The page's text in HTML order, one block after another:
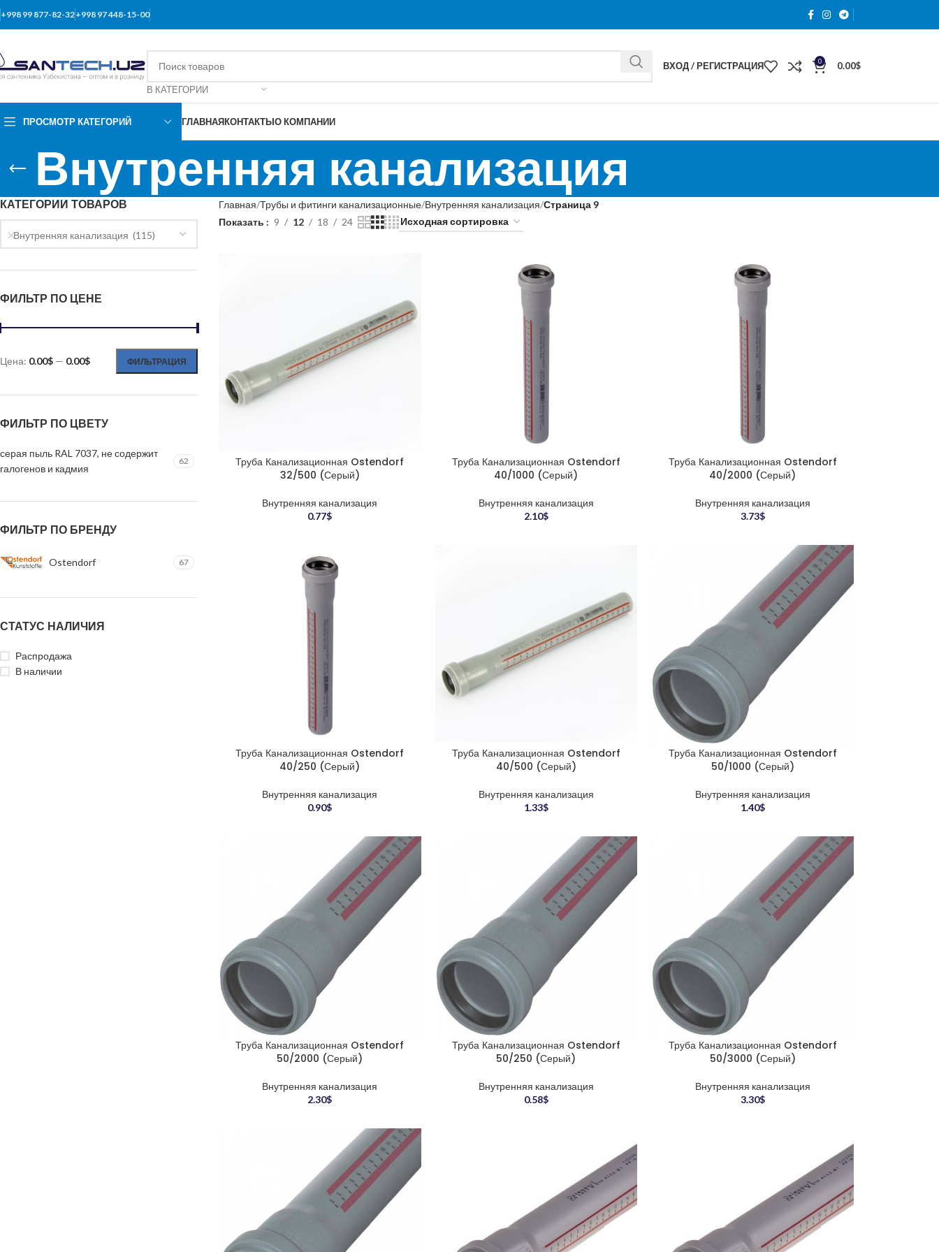
+998 99 877-82-32+998 97 448-15-00
В КАТЕГОРИИ
ВХОД / РЕГИСТРАЦИЯ 0 0.00$
ПРОСМОТР КАТЕГОРИЙ ГЛАВНАЯКОНТАКТЫО КОМПАНИИ
Внутренняя канализация
КАТЕГОРИИ ТОВАРОВ
Внутренняя канализация (115)
ФИЛЬТР ПО ЦЕНЕ
ФИЛЬТРАЦИЯ
Цена: 0.00$ — 0.00$
ФИЛЬТР ПО ЦВЕТУ
серая пыль RAL 7037, не содержит
галогенов и кадмия
62
ФИЛЬТР ПО БРЕНДУ
Ostendorf 67
СТАТУС НАЛИЧИЯ
Распродажа
В наличии
Главная Трубы и фитинги канализационные Внутренняя канализация Страница 9
Показать
9 12 18 24
Труба Канализационная Ostendorf
32/500 (Серый)
Внутренняя канализация
0.77$
Труба Канализационная Ostendorf
40/1000 (Серый)
Внутренняя канализация
2.10$
Труба Канализационная Ostendorf
40/2000 (Серый)
Внутренняя канализация
3.73$
Труба Канализационная Ostendorf
40/250 (Серый)
Внутренняя канализация
0.90$
Труба Канализационная Ostendorf
40/500 (Серый)
Внутренняя канализация
1.33$
Труба Канализационная Ostendorf
50/1000 (Серый)
Внутренняя канализация
1.40$
Труба Канализационная Ostendorf
50/2000 (Серый)
Внутренняя канализация
2.30$
Труба Канализационная Ostendorf
50/250 (Серый)
Внутренняя канализация
0.58$
Труба Канализационная Ostendorf
50/3000 (Серый)
Внутренняя канализация
3.30$